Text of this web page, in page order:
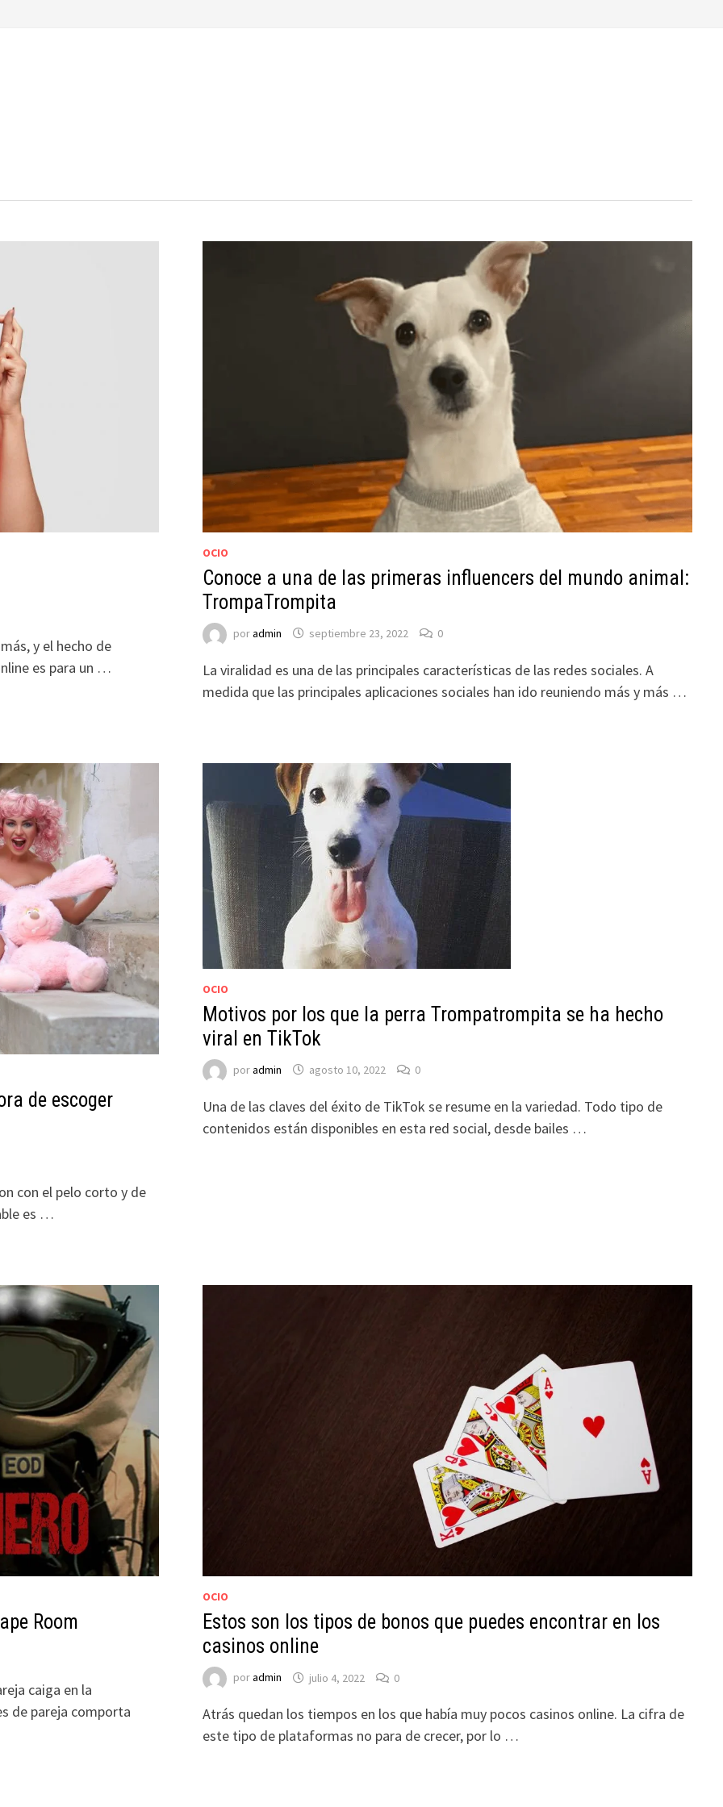
y el hecho de
es para un …
OCIO
Conoce a una de las primeras influencers del mundo animal:
TrompaTrompita
poradmin septiembre 23, 2022 0
La viralidad es una de las principales características de las redes sociales. A
medida que las principales aplicaciones sociales han ido reuniendo más y más …
de escoger
con el pelo corto y de
es …
OCIO
Motivos por los que la perra Trompatrompita se ha hecho
viral en TikTok
poradmin agosto 10, 2022 0
Una de las claves del éxito de TikTok se resume en la variedad. Todo tipo de
contenidos están disponibles en esta red social, desde bailes …
Room
caiga en la
de pareja comporta
OCIO
Estos son los tipos de bonos que puedes encontrar en los
casinos online
poradmin julio 4, 2022 0
Atrás quedan los tiempos en los que había muy pocos casinos online. La cifra de
este tipo de plataformas no para de crecer, por lo …